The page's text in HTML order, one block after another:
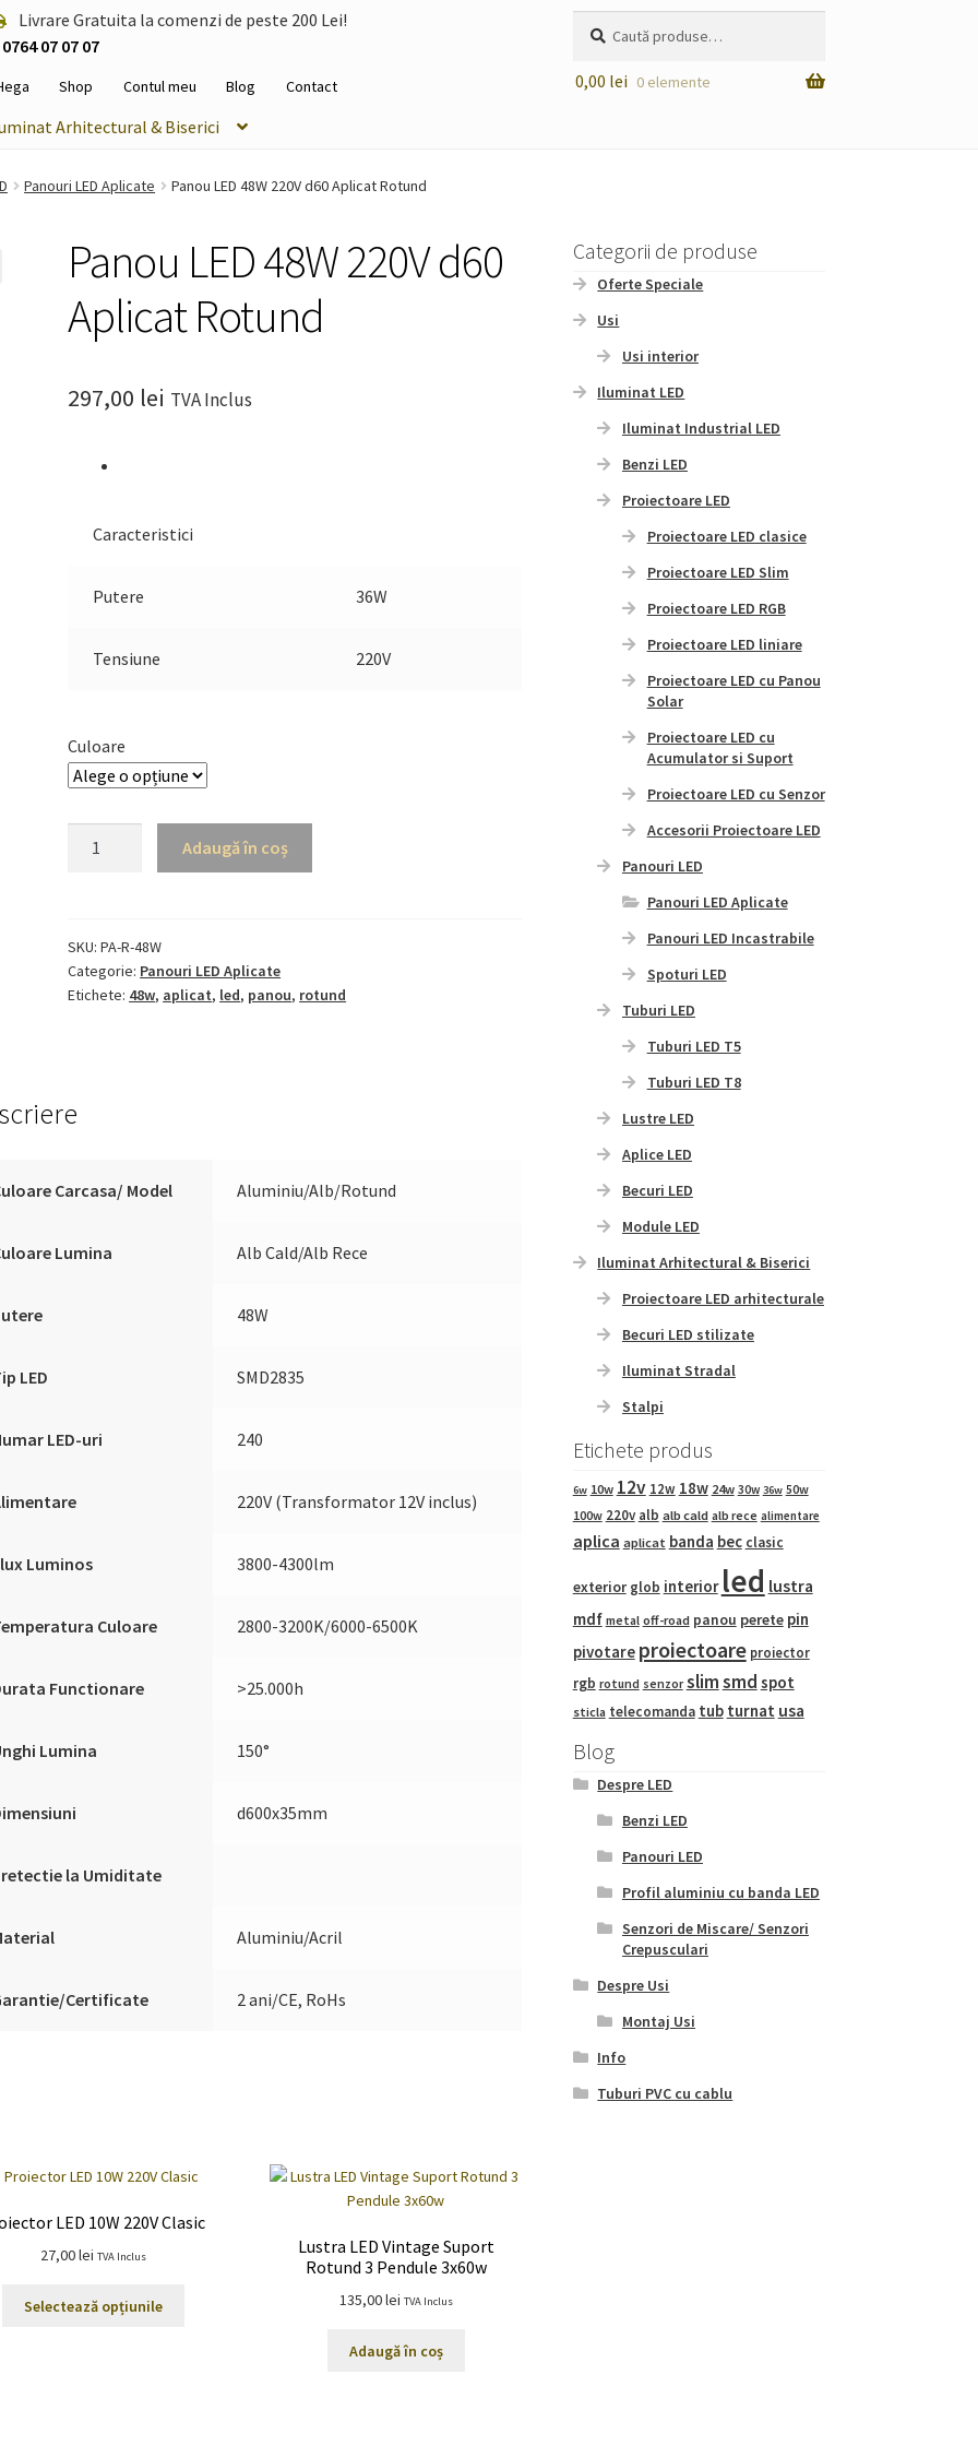
Livrare Gratuita la comenzi de peste 200 Lei!
după:
0764 07 07 07
Shop Contul meu Blog Contact 0,00 lei 0 elemente
Arhitectural & Biserici
Panouri LED Aplicate Panou LED 48W 220V d60 Aplicat Rotund
Panou LED 48W 220V d60
Aplicat Rotund
297,00 lei TVA Inclus
Caracteristici
Putere 36W
Tensiune 220V
Culoare
220V
d60
Aplicat
Adaugă în coș
SKU:PA-R-48W
Categorie: Panouri LED Aplicate
Etichete: 48w, aplicat, led, panou, rotund
Carcasa/ Model Aluminiu/Alb/Rotund
Lumina Alb Cald/Alb Rece
48W
LED SMD2835
LED-uri 240
220V (Transformator 12V inclus)
Luminos 3800-4300lm
Culoare 2800-3200K/6000-6500K
Functionare >25.000h
Lumina 150°
d600x35mm
la Umiditate
Aluminiu/Acril
Certificate 2 ani/CE, RoHs
LED 10W 220V Clasic
27,00lei TVA Inclus
Selectează opțiunile
Lustra LED Vintage Suport
Rotund 3 Pendule 3x60w
135,00lei TVA Inclus
Adaugă în coș
Categorii de produse
Oferte Speciale
Usi
Usi interior
Iluminat LED
Iluminat Industrial LED
Benzi LED
Proiectoare LED
Proiectoare LED clasice
Proiectoare LED Slim
Proiectoare LED RGB
Proiectoare LED liniare
Proiectoare LED cu Panou
Solar
Proiectoare LED cu
Acumulator si Suport
Proiectoare LED cu Senzor
Accesorii Proiectoare LED
Panouri LED
Panouri LED Aplicate
Panouri LED Incastrabile
Spoturi LED
Tuburi LED
Tuburi LED T5
Tuburi LED T8
Lustre LED
Aplice LED
Becuri LED
Module LED
Iluminat Arhitectural & Biserici
Proiectoare LED arhitecturale
Becuri LED stilizate
Iluminat Stradal
Stalpi
Etichete produs
6w 10w 12v 12w 18w 24w 30w 36w 50w
100w 220v alb alb cald alb rece alimentare
aplica aplicat banda bec clasic
exterior glob interior led lustra
mdf metal off-road panou perete pin
pivotare proiectoare proiector
rgb rotund senzor slimsmd spot
sticla telecomanda tub turnat usa
Blog
Despre LED
Benzi LED
Panouri LED
Profil aluminiu cu banda LED
Senzori de Miscare/ Senzori
Crepusculari
Despre Usi
Montaj Usi
Info
Tuburi PVC cu cablu